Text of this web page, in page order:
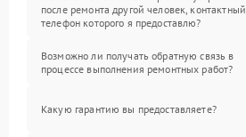
после ремонта другой человек, контактный
телефон которого я предоставлю?
Возможно ли получать обратную связь в
процессе выполнения ремонтных работ?
Какую гарантию вы предоставляете?